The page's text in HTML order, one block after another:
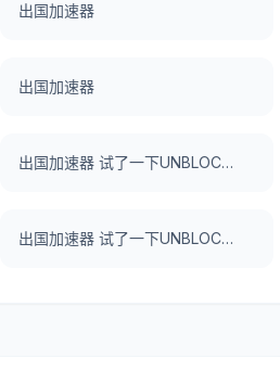
出国加速器
出国加速器
出国加速器 试了一下UNBLOCKCN，真好用。
出国加速器 试了一下UNBLOCKCN，真好用。